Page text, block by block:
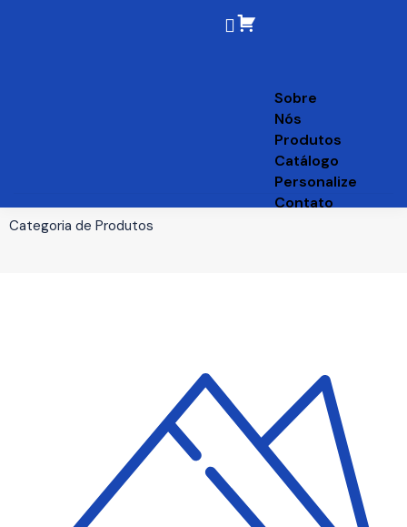
Sobre
Nós
Produtos
Catálogo
Personalize
Contato
Categoria de Produtos